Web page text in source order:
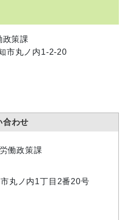
政策課
丸ノ内1-2-20
合わせ
働政策課
丸ノ内1丁目2番20号